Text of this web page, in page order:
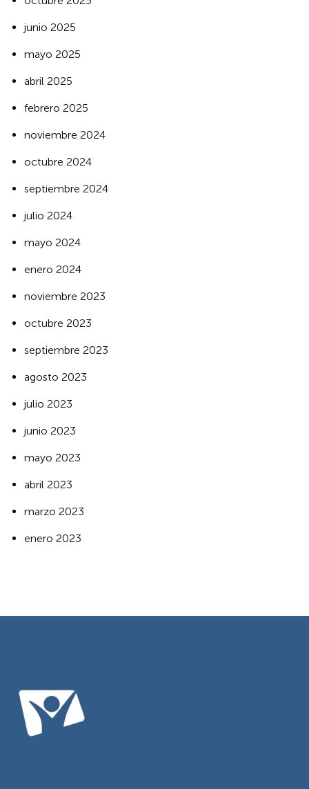
junio 2025
mayo 2025
abril 2025
febrero 2025
noviembre 2024
octubre 2024
septiembre 2024
julio 2024
mayo 2024
enero 2024
noviembre 2023
octubre 2023
septiembre 2023
agosto 2023
julio 2023
junio 2023
mayo 2023
abril 2023
marzo 2023
enero 2023